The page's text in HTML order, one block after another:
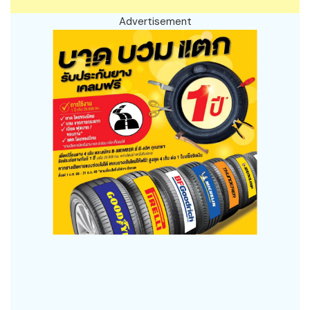
Advertisement